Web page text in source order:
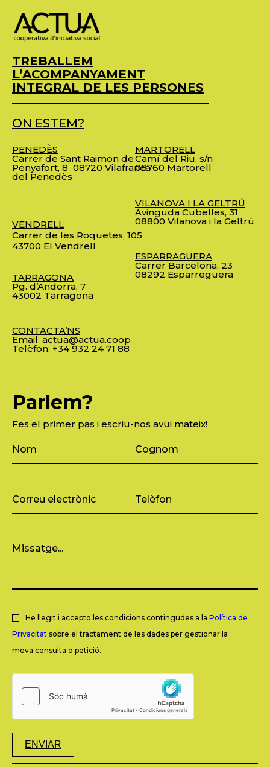
TREBALLEM
L’ACOMPANYAMENT
INTEGRAL DE LES PERSONES
ON ESTEM?
PENEDÈS
Carrer de Sant Raimon de
Penyafort, 8 08720 Vilafranca
del Penedès
VENDRELL
Carrer de les Roquetes, 105
43700 El Vendrell
TARRAGONA
Pg. d’Andorra, 7
43002 Tarragona
CONTACTA’NS
Email: actua@actua.coop
Telèfon: +34 932 24 71 88
MARTORELL
Camí del Riu, s/n
08760 Martorell
VILANOVA I LA GELTRÚ
Avinguda Cubelles, 31
08800 Vilanova i la Geltrú
ESPARRAGUERA
Carrer Barcelona, 23
08292 Esparreguera
Parlem?
Fes el primer pas i escriu-nos avui mateix!
He llegit i accepto les condicions contingudes a la Política de
Privacitat sobre el tractament de les dades per gestionar la
meva consulta o petició.
ENVIAR